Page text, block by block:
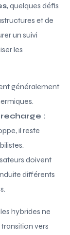
, quelques défis
et de
un suivi
les
généralement
:
il reste
doivent
différents
hybrides ne
vers